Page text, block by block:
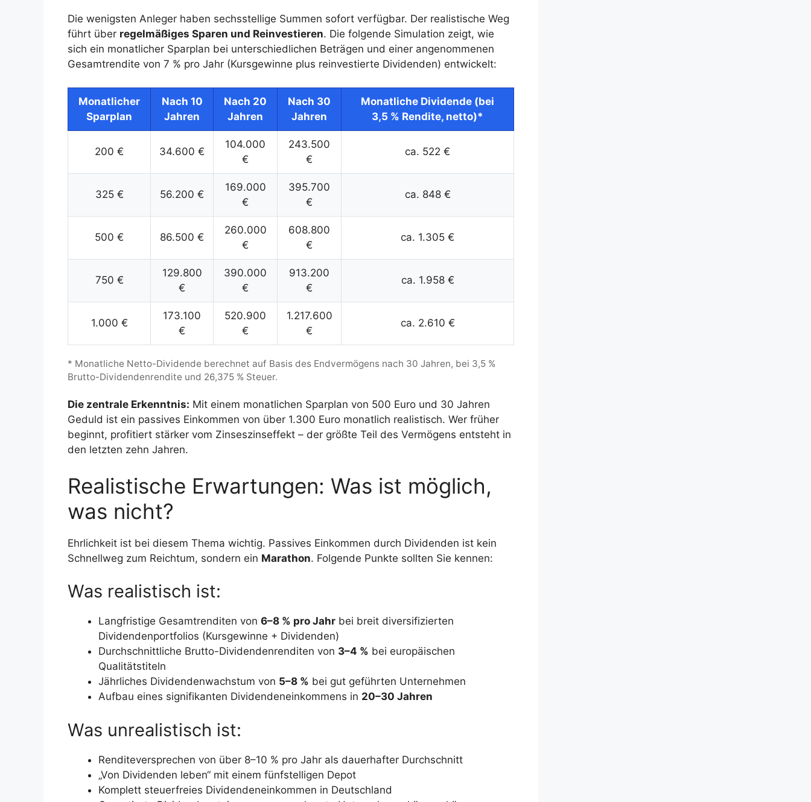
Die wenigsten Anleger haben sechsstellige Summen sofort verfügbar. Der realistische Weg
führt über regelmäßiges Sparen und Reinvestieren. Die folgende Simulation zeigt, wie
sich ein monatlicher Sparplan bei unterschiedlichen Beträgen und einer angenommenen
Gesamtrendite von 7 % pro Jahr (Kursgewinne plus reinvestierte Dividenden) entwickelt:
Monatlicher
Sparplan
Nach 10
Jahren
Nach 20
Jahren
Nach 30
Jahren
Monatliche Dividende (bei
3,5 % Rendite, netto)*
200 € 34.600 €
104.000
€
243.500
€
ca. 522 €
325 € 56.200 €
169.000
€
395.700
€
ca. 848 €
500 € 86.500 €
260.000
€
608.800
€
ca. 1.305 €
750 €
129.800
€
390.000
€
913.200
€
ca. 1.958 €
1.000 €
173.100
€
520.900
€
1.217.600
€
ca. 2.610 €
* Monatliche Netto-Dividende berechnet auf Basis des Endvermögens nach 30 Jahren, bei 3,5 %
Brutto-Dividendenrendite und 26,375 % Steuer.
Die zentrale Erkenntnis: Mit einem monatlichen Sparplan von 500 Euro und 30 Jahren
Geduld ist ein passives Einkommen von über 1.300 Euro monatlich realistisch. Wer früher
beginnt, profitiert stärker vom Zinseszinseffekt – der größte Teil des Vermögens entsteht in
den letzten zehn Jahren.
Realistische Erwartungen: Was ist möglich,
was nicht?
Ehrlichkeit ist bei diesem Thema wichtig. Passives Einkommen durch Dividenden ist kein
Schnellweg zum Reichtum, sondern ein Marathon. Folgende Punkte sollten Sie kennen:
Was realistisch ist:
Langfristige Gesamtrenditen von 6–8 % pro Jahr bei breit diversifizierten
Dividendenportfolios (Kursgewinne + Dividenden)
Durchschnittliche Brutto-Dividendenrenditen von 3–4 % bei europäischen
Qualitätstiteln
Jährliches Dividendenwachstum von 5–8 % bei gut geführten Unternehmen
Aufbau eines signifikanten Dividendeneinkommens in 20–30 Jahren
Was unrealistisch ist:
Renditeversprechen von über 8–10 % pro Jahr als dauerhafter Durchschnitt
„Von Dividenden leben“ mit einem fünfstelligen Depot
Komplett steuerfreies Dividendeneinkommen in Deutschland